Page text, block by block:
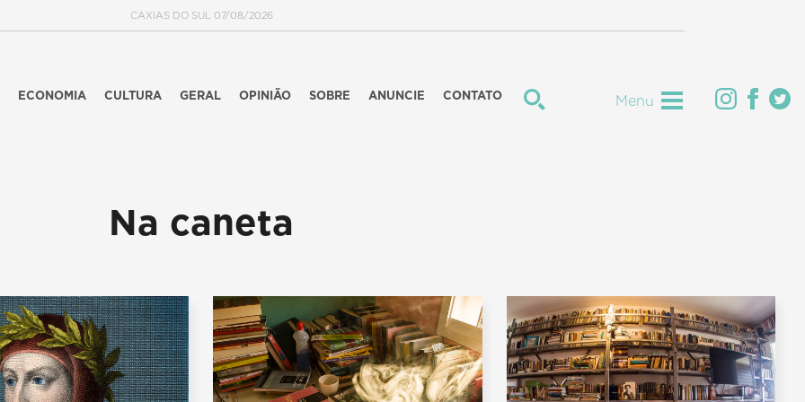
CAXIAS DO SUL 07/08/2026
ECONOMIA CULTURA GERAL OPINIÃO SOBRE ANUNCIE CONTATO Menu
Na caneta